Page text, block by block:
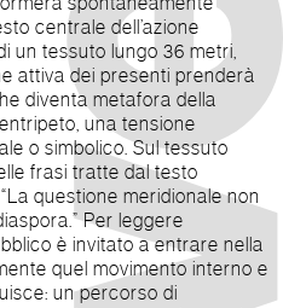
centrale dell’azione
un tessuto lungo 36 metri,
attiva dei presenti prenderà
diventa metafora della
una tensione
o simbolico. Sul tessuto
frasi tratte dal testo
questione meridionale non
Per leggere
è invitato a entrare nella
quel movimento interno e
un percorso di